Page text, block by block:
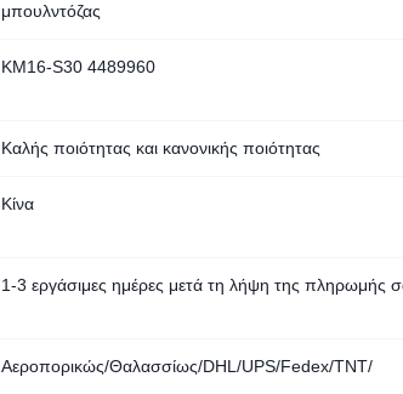
μπουλντόζας
KM16-S30 4489960
Καλής ποιότητας και κανονικής ποιότητας
Κίνα
1-3 εργάσιμες ημέρες μετά τη λήψη της πληρωμής
Αεροπορικώς/Θαλασσίως/DHL/UPS/Fedex/TNT/